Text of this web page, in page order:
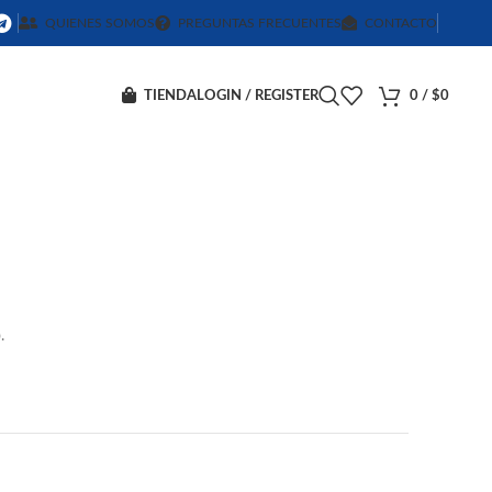
QUIENES SOMOS PREGUNTAS FRECUENTES CONTACTO
TIENDA LOGIN / REGISTER 0 / $0